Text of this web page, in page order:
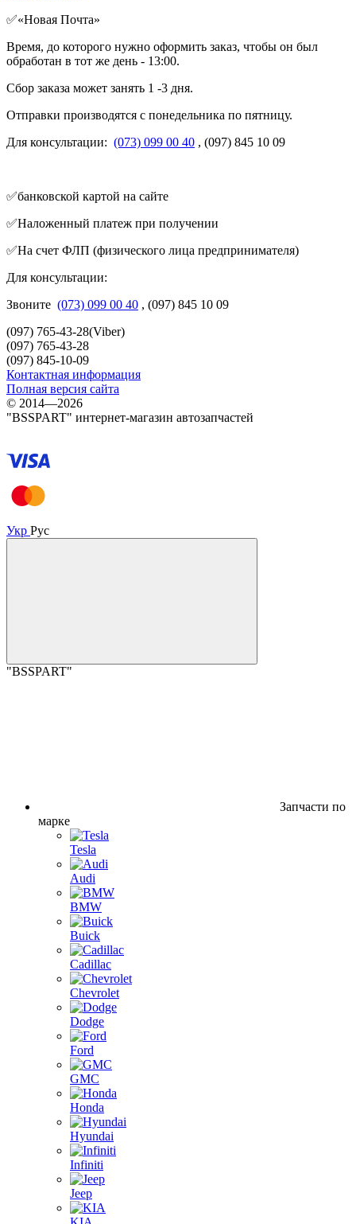
✅«Новая Почта»
Время, до которого нужно оформить заказ, чтобы он был
обработан в тот же день - 13:00.
Сбор заказа может занять 1 -3 дня.
Отправки производятся с понедельника по пятницу.
Для консультации: (073) 099 00 40 , (097) 845 10 09
✅банковской картой на сайте
✅Наложенный платеж при получении
✅На счет ФЛП (физического лица предпринимателя)
Для консультации:
Звоните (073) 099 00 40 , (097) 845 10 09
(097) 765-43-28(Viber)
(097) 765-43-28
(097) 845-10-09
Контактная информация
Полная версия сайта
© 2014—2026
"BSSPART" интернет-магазин автозапчастей
Укр Рус
"BSSPART"
Запчасти по
марке
Tesla
Audi
BMW
Buick
Cadillac
Chevrolet
Dodge
Ford
GMC
Honda
Hyundai
Infiniti
Jeep